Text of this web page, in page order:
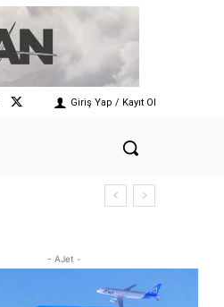
Giriş Yap / Kayıt Ol
- AJet -